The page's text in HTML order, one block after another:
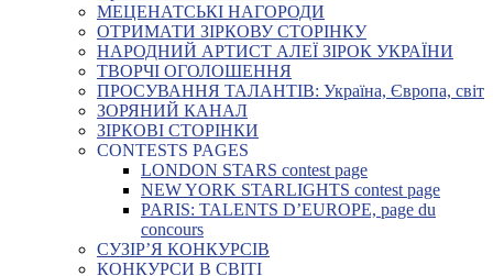
МЕЦЕНАТСЬКІ НАГОРОДИ
ОТРИМАТИ ЗІРКОВУ СТОРІНКУ
НАРОДНИЙ АРТИСТ АЛЕЇ ЗІРОК УКРАЇНИ
ТВОРЧІ ОГОЛОШЕННЯ
ПРОСУВАННЯ ТАЛАНТІВ: Україна, Європа, світ
ЗОРЯНИЙ КАНАЛ
ЗІРКОВІ СТОРІНКИ
CONTESTS PAGES
LONDON STARS contest page
NEW YORK STARLIGHTS contest page
PARIS: TALENTS D’EUROPE, page du
concours
СУЗІР’Я КОНКУРСІВ
КОНКУРСИ В СВІТІ